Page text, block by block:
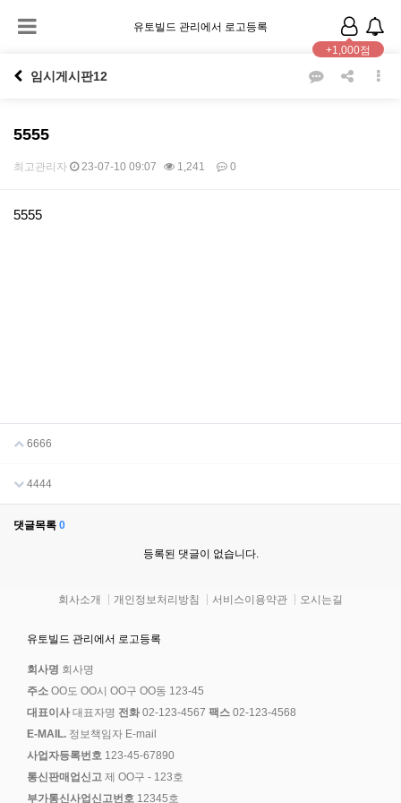
유토빌드 관리에서 로고등록
+1,000점
임시게시판12
5555
최고관리자 23-07-10 09:07 1,241 0
본문
5555
6666
4444
댓글목록 0
등록된 댓글이 없습니다.
회사소개 개인정보처리방침 서비스이용약관 오시는길
유토빌드 관리에서 로고등록
회사명 회사명
주소 OO도 OO시 OO구 OO동 123-45
대표이사 대표자명 전화 02-123-4567 팩스 02-123-4568
E-MAIL. 정보책임자 E-mail
사업자등록번호 123-45-67890
통신판매업신고 제 OO구 - 123호
부가통신사업신고번호 12345호